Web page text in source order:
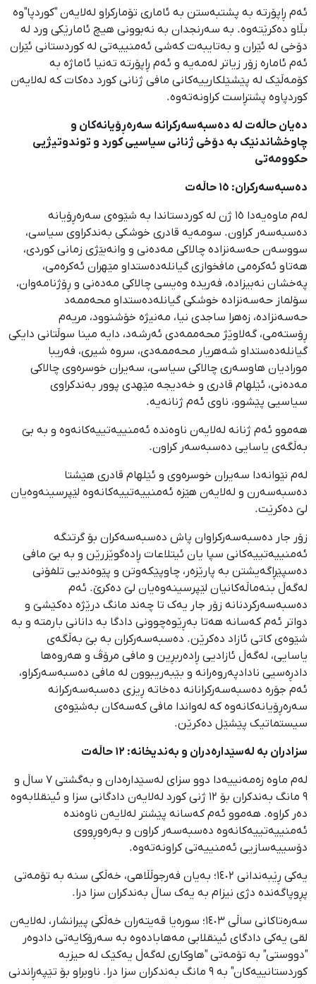
ئەم ڕاپۆرتە بە پشتبەستن بە ئاماری تۆمارکراو لەلایەن "کوردپا"وە
بڵاو دەکرێتەوە. بە سەرنجدان بە نەبوونی هیچ ئامارێکی ورد لە
دۆخی لە ئێران و بەتایبەت کەشی ئەمنییەتی لە کوردستانی ئێران
ئەم ئامارە زۆر زیاتر لەمەیە و ئەم ڕاپۆرتە تەنیا ئاماژە بە
کۆمەڵێک لە پێشێلکارییەکانی مافی ژنانی کورد دەکات کە لەلایەن
کوردپاوە پشتڕاست کراونەتەوە.
دەیان حاڵەت لە دەسبەسەرکرانە سەرەڕۆیانەکان و
چاوخشاندنێک بە دۆخی ژنانی سیاسیی کورد و توندوتیژیی
حکوومەتی
دەسبەسەرکران: ١٥ حاڵەت
لەم ماوەیەدا ١٥ ژن لە کوردستاندا بە شێوەی سەرەڕۆیانە
دەسبەسەر کراون. سومەیە قادری خوشکی بەندکراوی سیاسی،
سووسەن حەسەنزادە چالاکی مەدەنی و وانەبێژی زمانی کوردی،
هەتاو ئەکرەمی مافخوازی گیانلەدەستداو مێهران ئەکرەمی،
پەخشان نەبیزادە، فەریدە وەیسی چالاکی مەدەنی و ڕۆژنامەوان،
سۆلماز حەسەنزادە خوشکی گیانلەدەستداو محەممەد
حەسەنزادە، زەهرا ساجدی نیا، مەنیژە خۆشنوود، مریەم
ڕۆستەمی، گەلاوێژ محەممەدی ئەرشەد، دایە مینا سوڵتانی دایکی
گیانلەدەستداو شەهریار محەممەدی، سروە شیری، فەریبا
مورادیان هاوسەری چالاکی سیاسی، سەیران خوسرەوی چالاکی
مەدەنی، ئێلهام قادری و خەدیجە مێهدی پوور بەندکراوی
سیاسیی پێشوو، ناوی ئەم ژنانەیە.
هەموو ئەم ژنانە لەلایەن ناوەندە ئەمنییەتییەکانەوە و بە بێ
بەڵگەی یاسایی دەسبەسەر کراون.
لەم نێوانەدا سەیران خوسرەوی و ئێلهام قادری هێشتا
دەسبەسەرن و لەلایەن هێزە ئەمنییەتییەکانەوە لێپرسینەوەیان
لێ دەکرێت.
زۆر جار دەسبەسەرکراوان پاش دەسبەسەکران بۆ گرتنگە
ئەمنییەتییەکانی سپا یان ئیتلاعات ڕادەگوێزرێن و بە بێ مافی
دەسپێڕاگەیشتن بە پارێزەر، چاوپێکەوتن و پێوەندیی تلفۆنی
لەگەڵ بنەماڵەکانیان لێپرسینەوەیان لێ دەکرێ. ئەم
دەسبەسەرکردنانە زۆر جار یەک تا چەند مانگ درێژە دەکێشێ و
دواتر ئەم کەسانە هەتا بەڕێوەچوونی دادگا بە دانانی بارمتە و بە
شێوەی کاتی ئازاد دەکرێن. دەسبەسەرکران بە بێ بەڵگەی
یاسایی، لەگەڵ ئازادیی ڕادەربڕین و مافی مرۆڤ و هەروەها
دادڕەسیی نادادپەروەرانە و بێبەریبوون لە مافی دەسبەسەرکراو،
ئەم جۆرە دەسبەسەرکرانانە دەخاتە ڕیزی دەسبەسەرکرانە
سەرەڕۆیانەکانەوە کە لەواندا مافی کەسەکان بەشێوەی
سیستماتیک پێشێل دەکرێن.
سزادران بە لەسێدارەدران و بەندیخانە: ١٢ حاڵەت
لەم ماوە زەمەنییەدا دوو سزای لەسێدارەدان و بەگشتی ٧ ساڵ و
٩ مانگ بەندکران بۆ ١٢ ژنی کورد لەلایەن دادگانی سزا و ئینقلابەوە
دەر کراوە. هەموو ئەم کەسانە پێشتر لەلایەن ناوەندە
ئەمنییەتییەکانەوە دەسبەسەر کراون و بەرەوڕووی
دۆسییەسازیی ئەمنییەتی کراونەتەوە.
یەکی ڕێبەندانی ١٤٠٢؛ بەیان فەرجوڵڵاهی، خەڵکی سنە بە تۆمەتی
پڕوپاگەندە دژی نیزام بە یەک ساڵ بەندکران سزا درا.
سەرەتاکانی ساڵی ١٤٠٣؛ سورەیا قەیتەران خەڵکی پیرانشار، لەلایەن
لقی یەکی دادگای ئینقلابی مەهابادەوە بە سەرۆکایەتی دادوەر
"دووستی" بە تۆمەتی "هاوکاری لەگەڵ یەکێک لە حیزبە
کوردستانییەکان" بە ٩ مانگ بەندکران سزا درا. ناوبراو بۆ تێپەڕاندنی